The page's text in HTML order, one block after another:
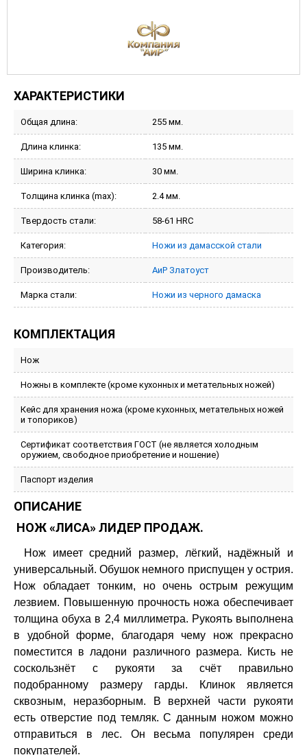
ХАРАКТЕРИСТИКИ
Общая длина: 255 мм.
Длина клинка: 135 мм.
Ширина клинка: 30 мм.
Толщина клинка (max): 2.4 мм.
Твердость стали: 58-61 HRC
Категория: Ножи из дамасской стали
Производитель: АиР Златоуст
Марка стали: Ножи из черного дамаска
КОМПЛЕКТАЦИЯ
Нож
Ножны в комплекте (кроме кухонных и метательных ножей)
Кейс для хранения ножа (кроме кухонных, метательных ножей
и топориков)
Сертификат соответствия ГОСТ (не является холодным
оружием, свободное приобретение и ношение)
Паспорт изделия
ОПИСАНИЕ
НОЖ «ЛИСА» ЛИДЕР ПРОДАЖ.
Нож имеет средний размер, лёгкий, надёжный и
универсальный. Обушок немного приспущен у острия.
Нож обладает тонким, но очень острым режущим
лезвием. Повышенную прочность ножа обеспечивает
толщина обуха в 2,4 миллиметра. Рукоять выполнена
в удобной форме, благодаря чему нож прекрасно
поместится в ладони различного размера. Кисть не
соскользнёт с рукояти за счёт правильно
подобранному размеру гарды. Клинок является
сквозным, неразборным. В верхней части рукояти
есть отверстие под темляк. С данным ножом можно
отправиться в лес. Он весьма популярен среди
покупателей.